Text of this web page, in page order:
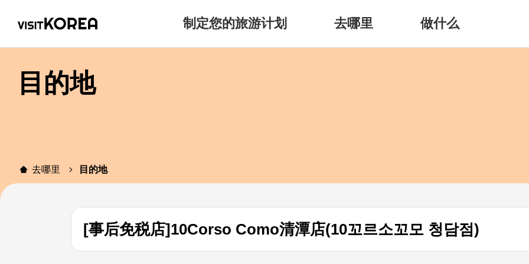
制定您的旅游计划 去哪里 做什么
目的地
去哪里 目的地
[事后免税店]10Corso Como清潭店(10꼬르소꼬모 청담점)